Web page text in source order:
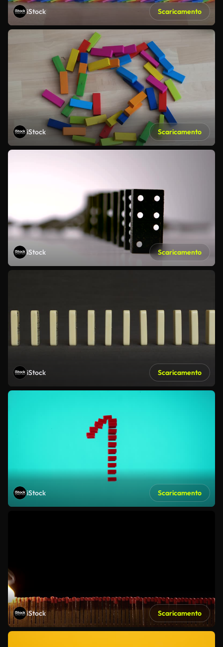
iStock Scaricamento
iStock Scaricamento
iStock Scaricamento
iStock Scaricamento
iStock Scaricamento
iStock Scaricamento